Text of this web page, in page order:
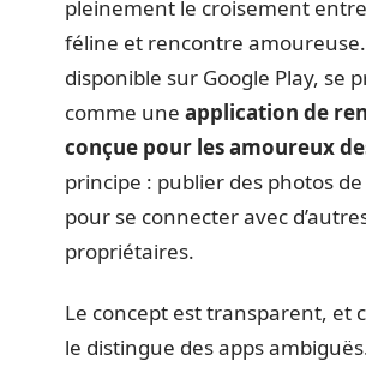
pleinement le croisement
féline et rencontre
disponible sur Google Play, se
comme une application de
conçue pour les amoureux
principe : publier des photos
pour se connecter avec
propriétaires.
Le concept est transparent, et
le distingue des apps